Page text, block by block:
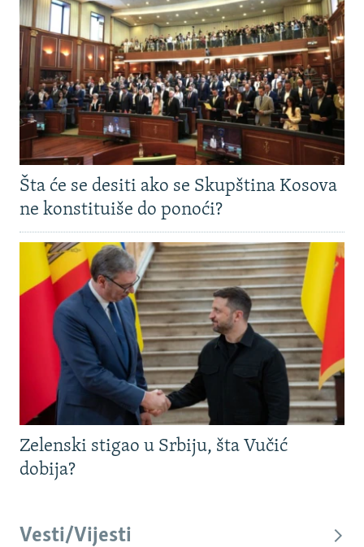
Šta će se desiti ako se Skupština Kosova
ne konstituiše do ponoći?
Zelenski stigao u Srbiju, šta Vučić
dobija?
Vesti/Vijesti